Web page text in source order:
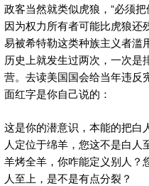
政客当然就类似虎狼，“必须
因为权力所有者可能比虎狼还
易被希特勒这类种族主义者滥
历史上就发生过两次，一次是
营。去读美国国会给当年违反
面红字是你自己说的：
这是你的潜意识，本能的把白
人定位于绵羊，您这不是白
羊烤全羊，你咋能定义别人？
人至上，是不是有点分裂？